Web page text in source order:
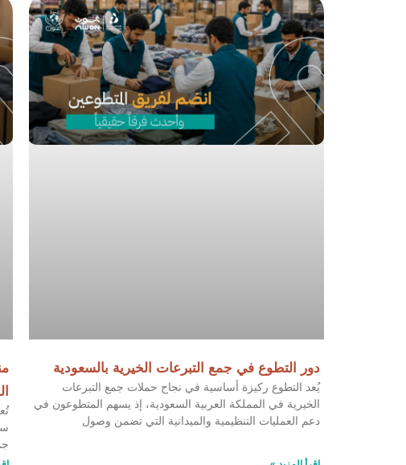
دور التطوع في جمع التبرعات الخيرية بالسعودية
يُعد التطوع ركيزة أساسية في نجاح حملات جمع التبرعات
الخيرية في المملكة العربية السعودية، إذ يسهم المتطوعون في
دعم العمليات التنظيمية والميدانية التي تضمن وصول